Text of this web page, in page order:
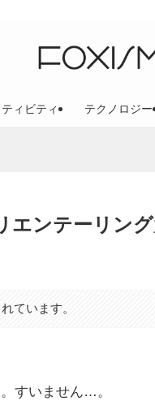
ィビティ テクノロジー
エンテーリン
ています。
すいません…。